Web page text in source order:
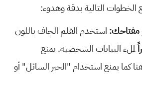
الخطوات التالية بدقة وهدوء:
استخدم القلم الجاف باللون
لملء البيانات الشخصية. يمنع
كما يمنع استخدام "الحبر السائل" أو